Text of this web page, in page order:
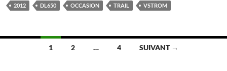
2012 DL650 OCCASION TRAIL VSTROM
Navigation
1 2 … 4 SUIVANT →